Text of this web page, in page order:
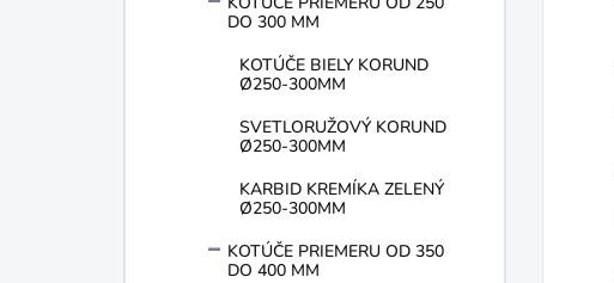
DO 300 MM
KOTÚČE BIELY KORUND
Ø250-300MM
SVETLORUŽOVÝ KORUND
Ø250-300MM
KARBID KREMÍKA ZELENÝ
Ø250-300MM
KOTÚČE PRIEMERU OD 350
DO 400 MM